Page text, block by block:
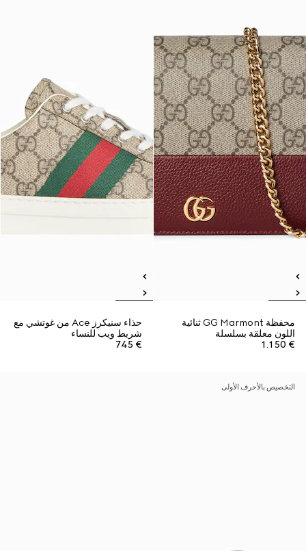
محفظة GG Marmont ثنائية
اللون معلقة بسلسلة
€ 1.150
حذاء سنيكرز Ace من غوتشي مع
شريط ويب للنساء
€ 745
التخصيص بالأحرف الأولى